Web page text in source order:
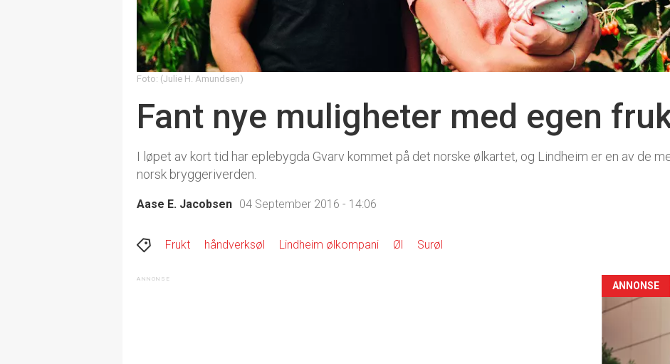
Foto: (Julie H. Amundsen)
Fant nye muligheter med egen
I løpet av kort tid har eplebygda Gvarv kommet på det norske ølkartet, og Lindheim er en av de
norsk bryggeriverden.
Aase E. Jacobsen 04 September 2016 - 14:06
Frukt håndverksøl Lindheim ølkompani Øl Surøl
ANNONSE